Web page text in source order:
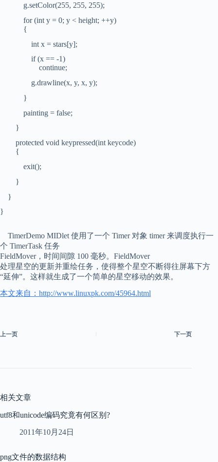
g.setColor(255, 255, 255);
for (int y = 0; y < height; ++y)
{
int x = stars[y];
if (x == -1)
continue;
g.drawline(x, y, x, y);
}
painting = false;
}
protected void keypressed(int keycode)
{
exit();
}
}
}
TimerDemo MIDlet 使用了一个 Timer 对象 timer 来调度执行一
个 TimerTask 任务
FieldMover，时间间隙 100 毫秒。FieldMover
处理星空的更新并重绘任务，使得整个星空不断得往屏幕下方
“延伸”。这样就生成了一个简单的星空移动的效果。
本文来自：http://www.linuxpk.com/45964.html
上一页 下一页
相关文章
utf8和unicode编码究竟有何区别?
2011年10月24日
png文件的数据结构